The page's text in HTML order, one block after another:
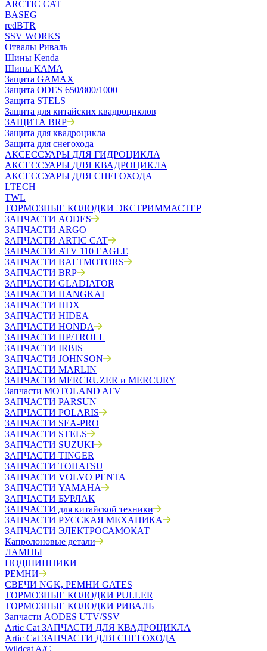
ARCTIC CAT
BASEG
redBTR
SSV WORKS
Отвалы Риваль
Шины Kenda
Шины КАМА
Защита GAMAX
Защита ODES 650/800/1000
Защита STELS
Защита для китайских квадроциклов
ЗАЩИТА BRP
Защита для квадроцикла
Защита для снегохода
АКСЕССУАРЫ ДЛЯ ГИДРОЦИКЛА
АКСЕССУАРЫ ДЛЯ КВАДРОЦИКЛА
АКСЕССУАРЫ ДЛЯ СНЕГОХОДА
LTECH
TWL
ТОРМОЗНЫЕ КОЛОДКИ ЭКСТРИММАСТЕР
ЗАПЧАСТИ AODES
ЗАПЧАСТИ ARGO
ЗАПЧАСТИ ARTIC CAT
ЗАПЧАСТИ ATV 110 EAGLE
ЗАПЧАСТИ BALTMOTORS
ЗАПЧАСТИ BRP
ЗАПЧАСТИ GLADIATOR
ЗАПЧАСТИ HANGKAI
ЗАПЧАСТИ HDX
ЗАПЧАСТИ HIDEA
ЗАПЧАСТИ HONDA
ЗАПЧАСТИ HP/TROLL
ЗАПЧАСТИ IRBIS
ЗАПЧАСТИ JOHNSON
ЗАПЧАСТИ MARLIN
ЗАПЧАСТИ MERCRUZER и MERCURY
Запчасти MOTOLAND ATV
ЗАПЧАСТИ PARSUN
ЗАПЧАСТИ POLARIS
ЗАПЧАСТИ SEA-PRO
ЗАПЧАСТИ STELS
ЗАПЧАСТИ SUZUKI
ЗАПЧАСТИ TINGER
ЗАПЧАСТИ TOHATSU
ЗАПЧАСТИ VOLVO PENTA
ЗАПЧАСТИ YAMAHA
ЗАПЧАСТИ БУРЛАК
ЗАПЧАСТИ для китайской техники
ЗАПЧАСТИ РУССКАЯ МЕХАНИКА
ЗАПЧАСТИ ЭЛЕКТРОСАМОКАТ
Капролоновые детали
ЛАМПЫ
ПОДШИПНИКИ
РЕМНИ
СВЕЧИ NGK, РЕМНИ GATES
ТОРМОЗНЫЕ КОЛОДКИ PULLER
ТОРМОЗНЫЕ КОЛОДКИ РИВАЛЬ
Запчасти AODES UTV/SSV
Artic Cat ЗАПЧАСТИ ДЛЯ КВАДРОЦИКЛА
Artic Cat ЗАПЧАСТИ ДЛЯ СНЕГОХОДА
Wildcat A/C